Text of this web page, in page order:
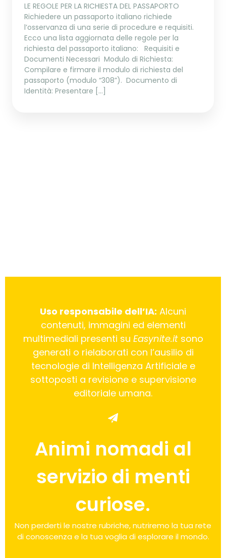
LE REGOLE PER LA RICHIESTA DEL PASSAPORTO
Richiedere un passaporto italiano richiede
l’osservanza di una serie di procedure e requisiti.
Ecco una lista aggiornata delle regole per la
richiesta del passaporto italiano: Requisiti e
Documenti Necessari Modulo di Richiesta:
Compilare e firmare il modulo di richiesta del
passaporto (modulo “308”). Documento di
Identità: Presentare […]
Uso responsabile dell’IA: Alcuni
contenuti, immagini ed elementi
multimediali presenti su Easynite.itsono
generati o rielaborati con l’ausilio di
tecnologie di Intelligenza Artificiale e
sottoposti a revisione e supervisione
editoriale umana.
Animi nomadi al
servizio di menti
curiose.
Non perderti le nostre rubriche, nutriremo la tua rete
di conoscenza e la tua voglia di esplorare il mondo.